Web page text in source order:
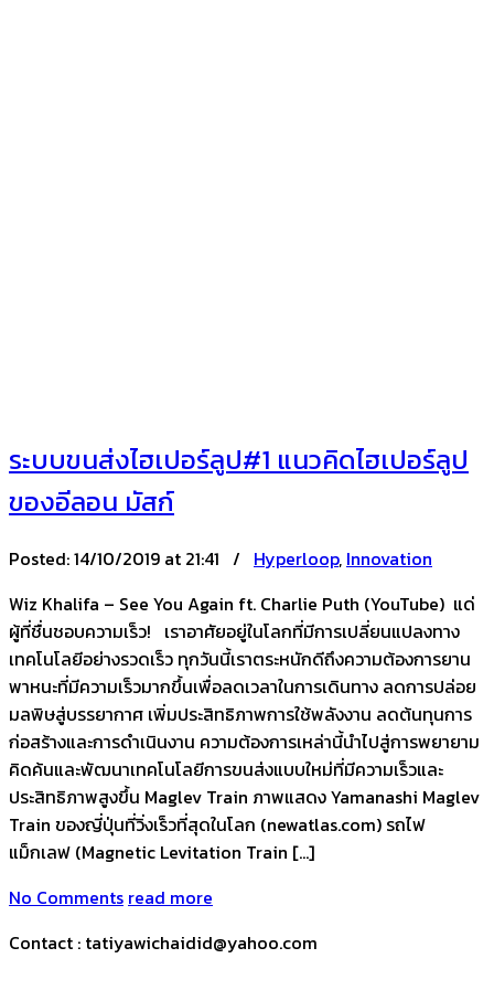
ระบบขนส่งไฮเปอร์ลูป#1 แนวคิดไฮเปอร์ลูป
ของอีลอน มัสก์
Posted:14/10/2019 at 21:41 / Hyperloop, Innovation
Wiz Khalifa – See You Again ft. Charlie Puth (YouTube) แด่
ผู้ที่ชื่นชอบความเร็ว! เราอาศัยอยู่ในโลกที่มีการเปลี่ยนแปลงทาง
เทคโนโลยีอย่างรวดเร็ว ทุกวันนี้เราตระหนักดีถึงความต้องการยาน
พาหนะที่มีความเร็วมากขึ้นเพื่อลดเวลาในการเดินทาง ลดการปล่อย
มลพิษสู่บรรยากาศ เพิ่มประสิทธิภาพการใช้พลังงาน ลดต้นทุนการ
ก่อสร้างและการดำเนินงาน ความต้องการเหล่านี้นำไปสู่การพยายาม
คิดค้นและพัฒนาเทคโนโลยีการขนส่งแบบใหม่ที่มีความเร็วและ
ประสิทธิภาพสูงขึ้น Maglev Train ภาพแสดง Yamanashi Maglev
Train ของญี่ปุ่นที่วิ่งเร็วที่สุดในโลก (newatlas.com) รถไฟ
แม็กเลฟ (Magnetic Levitation Train […]
No Comments read more
Contact : tatiyawichaidid@yahoo.com